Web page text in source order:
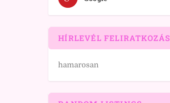
HÍRLEVÉL FELIRATKOZÁS
hamarosan